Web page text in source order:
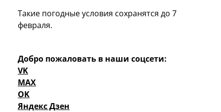
Такие погодные условия сохранятся до 7
февраля.
Добро пожаловать в наши соцсети:
VK
MAX
OK
Яндекс Дзен